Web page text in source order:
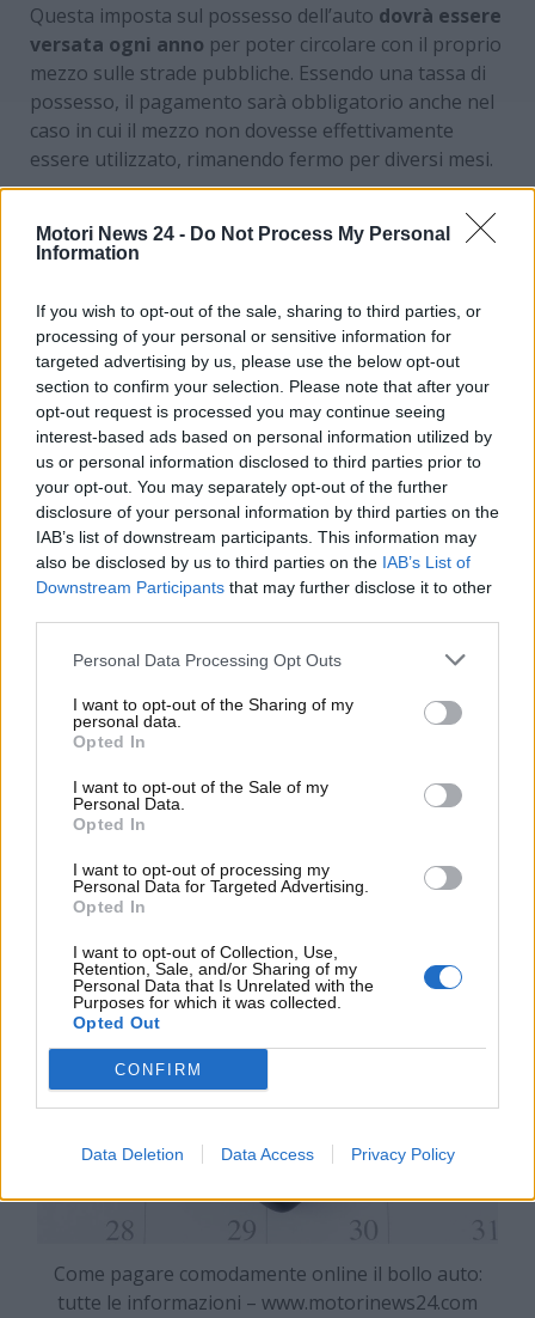
Motori News 24 - Do Not Process My Personal
Information
If you wish to opt-out of the sale, sharing to third parties, or
processing of your personal or sensitive information for
targeted advertising by us, please use the below opt-out
section to confirm your selection. Please note that after your
opt-out request is processed you may continue seeing
interest-based ads based on personal information utilized by
us or personal information disclosed to third parties prior to
your opt-out. You may separately opt-out of the further
disclosure of your personal information by third parties on the
IAB’s list of downstream participants. This information may
also be disclosed by us to third parties on the IAB’s List of
Downstream Participants that may further disclose it to other
Personal Data Processing Opt Outs
I want to opt-out of the Sharing of my
personal data.
Opted In
I want to opt-out of the Sale of my
Personal Data.
Opted In
I want to opt-out of processing my
Personal Data for Targeted Advertising.
Opted In
I want to opt-out of Collection, Use,
Retention, Sale, and/or Sharing of my
Personal Data that Is Unrelated with the
Purposes for which it was collected.
Opted Out
CONFIRM
Data Deletion Data Access Privacy Policy
Questa imposta sul possesso dell’auto dovrà essere
versata ogni anno per poter circolare con il proprio
mezzo sulle strade pubbliche. Essendo una tassa di
possesso, il pagamento sarà obbligatorio anche nel
caso in cui il mezzo non dovesse effettivamente
essere utilizzato, rimanendo fermo per diversi mesi.
sanzioni molto salate e nell’impossibilità di
effettuare il rinnovo della revisione del veicolo e della
eseguito entro e non oltre l’ultimo giorno del
mese successivo a quello di scadenza. Se il bollo
scadrà ad aprile, dunque, si avrà tempo entro il 31
maggio per mettersi in regola. Macome procedere
al pagamento online del bollo auto?Ecco tutti i
dettagli.
Bollo auto: puoi pagarlo
online con queste mosse
semplici e intuitive
Se hai scordato la scadenza della prossima rata del
bollo auto, potrai trovare tutte le informazioni sul
sito dell’Agenzia delle Entrate oppure su quello
dell’ACI. In alternativa, potrai recarti presso gli uffici
dell’ACI o in una qualsiasi agenzia automobilistica.
pagamento del bollo potrà essere effettuato non
solo nei luoghi fisici
o sportelli bancomat –ma anche online
. Ecco che
cosa c’è da sapere in merito.
Come pagare comodamente online il bollo auto:
tutte le informazioni – www.motorinews24.com